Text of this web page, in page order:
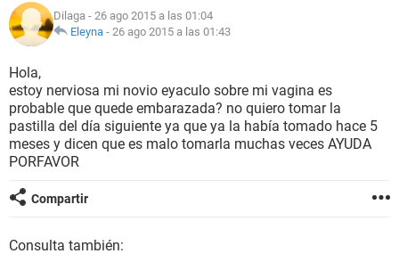
NUTRICIÓN
SEXUALIDAD
GLOSARIO
Dilaga - 26 ago 2015 a las 01:04
Eleyna - 26 ago 2015 a las 01:43
Hola,
estoy nerviosa mi novio eyaculo sobre mi vagina es
probable que quede embarazada? no quiero tomar la
pastilla del día siguiente ya que ya la había tomado hace 5
meses y dicen que es malo tomarla muchas veces AYUDA
PORFAVOR
Compartir
Consulta también: